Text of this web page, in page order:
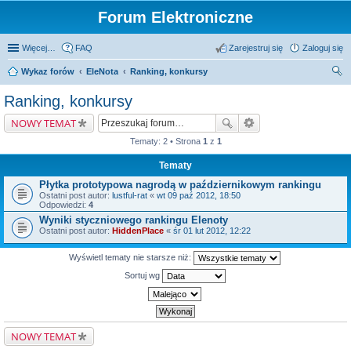
Forum Elektroniczne
Więcej… FAQ Zaloguj się
Zarejestruj się
Wykaz forów EleNota
Ranking, konkursy
Ranking, konkursy
NOWY TEMAT
Tematy: 2 • Strona 1 z 1
Tematy
Płytka prototypowa nagrodą w październikowym rankingu
Ostatni post autor: lustful-rat « wt 09 paź 2012, 18:50
Odpowiedzi: 4
Wyniki styczniowego rankingu Elenoty
Ostatni post autor: HiddenPlace « śr 01 lut 2012, 12:22
Wyświetl tematy nie starsze niż:
Sortuj wg
NOWY TEMAT